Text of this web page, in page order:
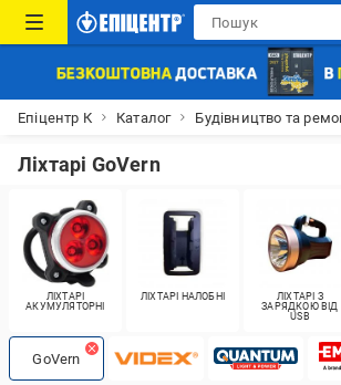
Епіцентр К Каталог Будівництво та
Ліхтарі GoVern
ЛІХТАРІ
АКУМУЛЯТОРНІ
ЛІХТАРІ НАЛОБНІ
ЛІХТАРІ З
ЗАРЯДКОЮ ВІД
USB
GoVern